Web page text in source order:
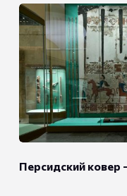
Персидский ковер